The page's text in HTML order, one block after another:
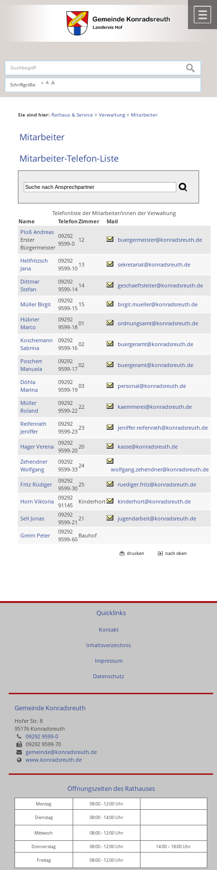
,zur Navigationoderzur Startseitespringen.
Schriftgröße A A A
suchen
Sie sind hier: Rathaus & Service > Verwaltung> Mitarbeiter
Mitarbeiter
Mitarbeiter-Telefon-Liste
Telefonliste der Mitarbeiter/innen der Verwaltung
Name
TelefonZimmer
Mail
Ploß Andreas
Erster
Bürgermeister
09292
9599-0
12 buergermeister@konradsreuth.de
Hellfritzsch
Jana
09292
9599-10
13 sekretariat@konradsreuth.de
Dittmar
Stefan
09292
9599-14
14 geschaeftsleiter@konradsreuth.de
Müller Birgit
09292
9599-15
15 birgit.mueller@konradsreuth.de
Hübner
Marco
09292
9599-18
01 ordnungsamt@konradsreuth.de
Koschemann
Sabrina
09292
9599-16
02 buergeramt@konradsreuth.de
Poschert
Manuela
09292
9599-17
02 buergeramt@konradsreuth.de
Döhla
Marina
09292
9599-19
03 personal@konradsreuth.de
Müller
Roland
09292
9599-22
22 kaemmerei@konradsreuth.de
Reifenrath
Jeniffer
09292
9599-23
23 jeniffer.reifenrath@konradsreuth.de
Hager Verena
09292
9599-20
20 kasse@konradsreuth.de
Zehendner
Wolfgang
09292
9599-33
24
wolfgang.zehendner@konradsreuth.de
Fritz Rüdiger
09292
9599-30
25 ruediger.fritz@konradsreuth.de
Horn Viktoria
09292
91145
Kinderhort kinderhort@konradsreuth.de
Sell Jonas
09292
9599-21
21 jugendarbeit@konradsreuth.de
Greim Peter
09292
9599-60
Bauhof
drucken nach oben
Quicklinks
Kontakt
Inhaltsverzeichnis
Impressum
Datenschutz
Gemeinde Konradsreuth
Hofer Str. 8
95176 Konradsreuth
09292 9599-0
09292 9599-70
gemeinde@konradsreuth.de
www.konradsreuth.de
Öffnungszeiten des Rathauses
Montag 08:00 - 12:00 Uhr
Dienstag 08:00 - 14:00 Uhr
Mittwoch 08:00 - 12:00 Uhr
Donnerstag 08:00 - 12:00 Uhr 14:00 – 18:00 Uhr
Freitag 08:00 - 12:00 Uhr